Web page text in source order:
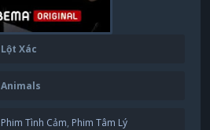
Lột Xác
Animals
Phim Tình Cảm, Phim Tâm Lý